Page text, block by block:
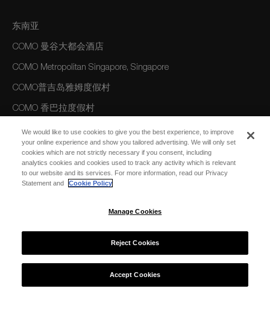
东南亚
COMO 曼谷大都会酒店
COMO Metropolitan Singapore, Singapore
COMO普吉岛雅姆度假村
COMO 香巴拉度假村
COMO Uma Ubud, Bali, Indonesia
COMO 巴厘岛乌玛长谷度假村
美洲
COMO The Treasury, Perth
We would like to use cookies to give you the best experience, to improve
your online experience and show you tailored advertising. We will only set
cookies which are not strictly necessary if you consent, including
analytics cookies and cookies used to track any activity which is relevant
to our website and its services. For more information, read our Privacy
Statement and
Cookie Policy
Manage Cookies
Reject Cookies
Accept Cookies